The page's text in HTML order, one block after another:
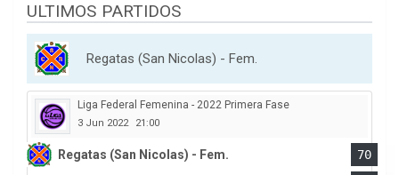
ULTIMOS PARTIDOS
Regatas (San Nicolas) - Fem.
Liga Federal Femenina - 2022 Primera Fase
3 Jun 2022 21:00
Regatas (San Nicolas) - Fem.
70